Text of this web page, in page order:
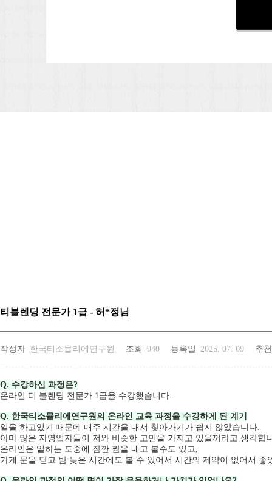
티블렌딩 전문가 1급 - 허*정님
작성자 한국티소믈리에연구원 조회 940 등록일 2025. 07. 09 추천
Q. 수강하신 과정은?
온라인 티 블렌딩 전문가 1급을 수강했습니다.
Q. 한국티소믈리에연구원의 온라인 교육 과정을 수강하게 된 계기
일을 하고있기 때문에 매주 시간을 내서 찾아가기가 쉽지 않았습니다.
아마 많은 자영업자들이 저와 비슷한 고민을 가지고 있을꺼라고 생각합
온라인은 일하는 도중에 잠깐 짬을 내고 볼수도 있고,
가게 문을 닫고 밤 늦은 시간에도 볼 수 있어서 시간의 제약이 없어서 좋